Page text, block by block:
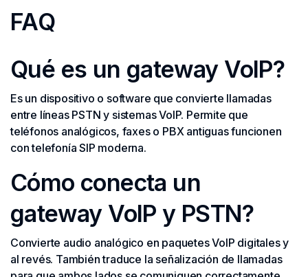
FAQ
Qué es un gateway VoIP?
Es un dispositivo o software que convierte llamadas
entre líneas PSTN y sistemas VoIP. Permite que
teléfonos analógicos, faxes o PBX antiguas funcionen
con telefonía SIP moderna.
Cómo conecta un
gateway VoIP y PSTN?
Convierte audio analógico en paquetes VoIP digitales y
al revés. También traduce la señalización de llamadas